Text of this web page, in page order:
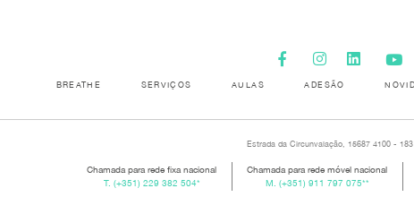
BREATHE SERVIÇOS AULAS ADESÃO
Estrada da Circunvalação, 15687 4100 -
Chamada para rede fixa nacional
T. (+351) 229 382 504*
Chamada para rede móvel nacional
M. (+351) 911 797 075**